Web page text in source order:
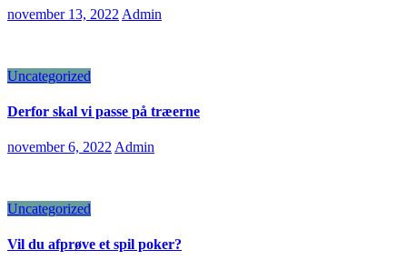
november 13, 2022 Admin
Uncategorized
Derfor skal vi passe på træerne
november 6, 2022 Admin
Uncategorized
Vil du afprøve et spil poker?